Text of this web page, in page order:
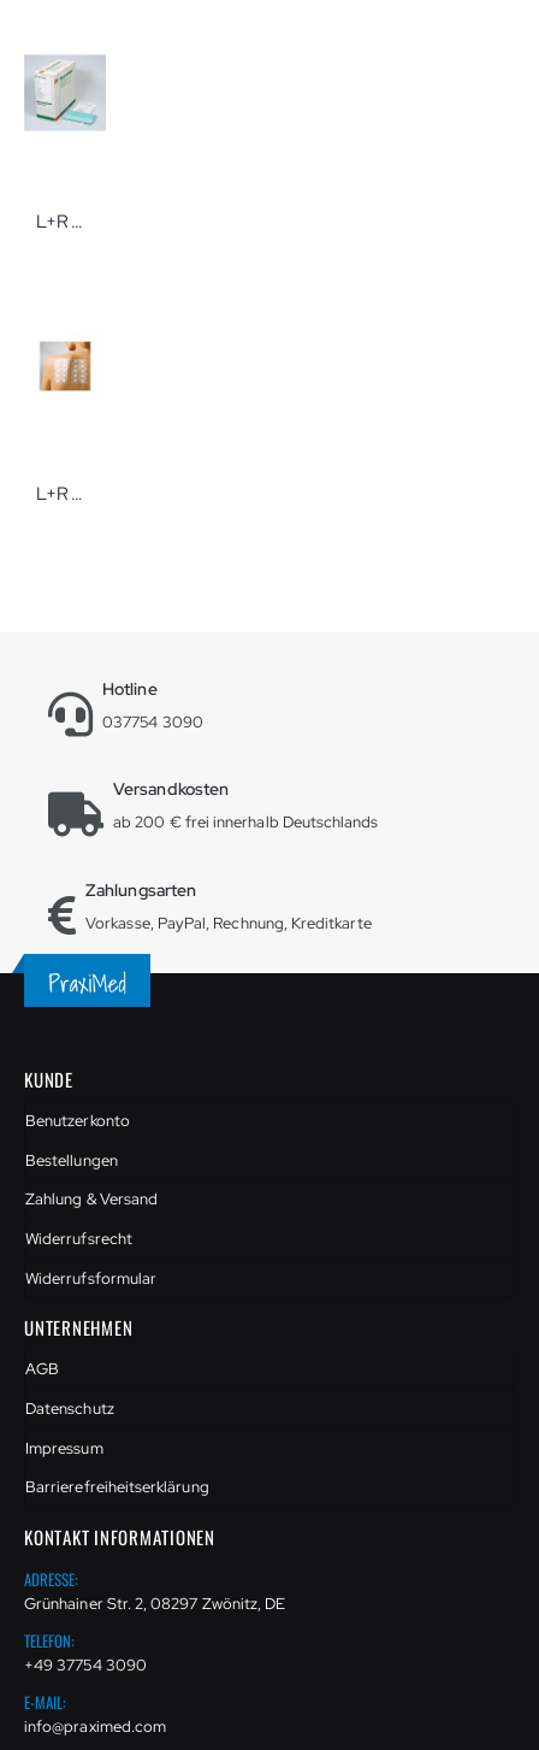
L+R Raucodrape Rutschentuch 90 x 150 cm 19 Stück OP-Klebetuch
L+R Curatest Epikutantestpflaster 7.5x12.5cm
Hotline
037754 3090
Versandkosten
ab 200 € frei innerhalb Deutschlands
Zahlungsarten
Vorkasse, PayPal, Rechnung, Kreditkarte
KUNDE
Benutzerkonto
Bestellungen
Zahlung & Versand
Widerrufsrecht
Widerrufsformular
UNTERNEHMEN
AGB
Datenschutz
Impressum
Barrierefreiheitserklärung
KONTAKT INFORMATIONEN
ADRESSE:
Grünhainer Str. 2, 08297 Zwönitz, DE
TELEFON:
+49 37754 3090
E-MAIL:
info@praximed.com